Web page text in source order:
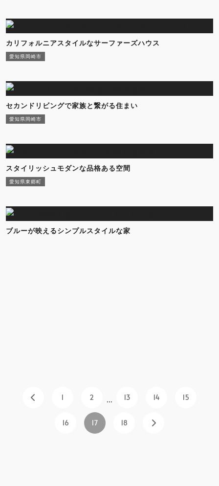
カリフォルニアスタイルなサーファーズハウス
愛知県岡崎市
セカンドリビングで家族と繋がる住まい
愛知県岡崎市
スタイリッシュモダンな品格ある空間
愛知県東郷町
ブルーが映えるシンプルスタイルな家
1 2 ... 13 14 15
16 17 18